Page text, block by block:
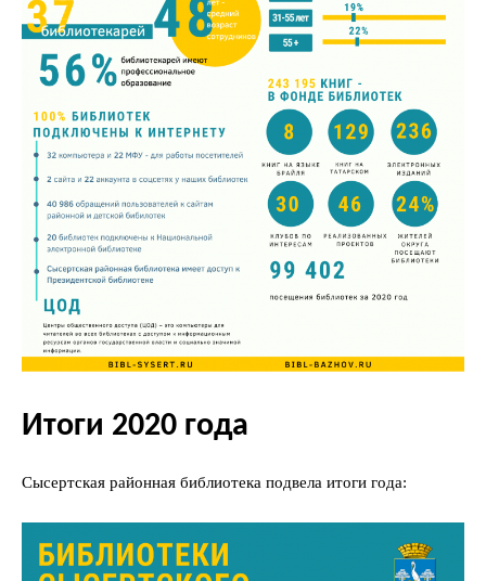
Итоги 2020 года
Сысертская районная библиотека подвела итоги года: